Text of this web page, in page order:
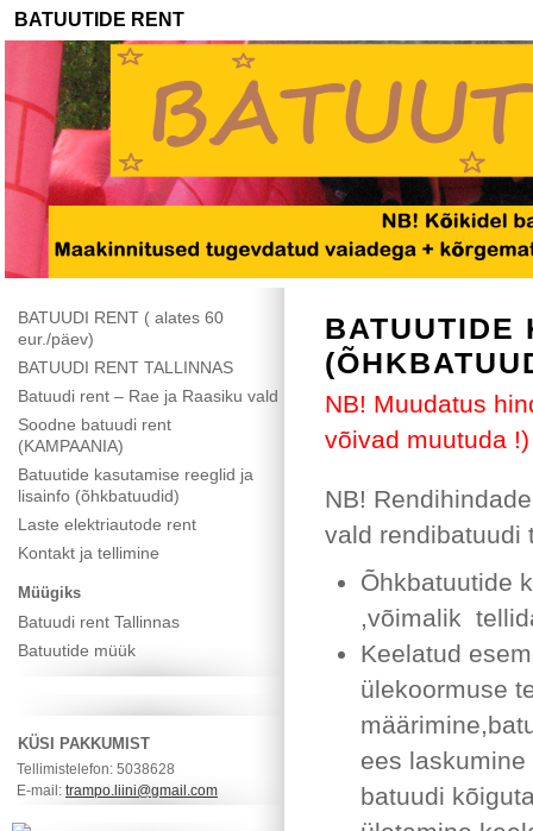
BATUUTIDE RENT
BATUUTIDE
NB! Muudatus
võivad muutuda !)
NB!
vald rendibatuudi
Õhkbatuutide
,võimalik
Keelatud
ülekoormuse
ees
batuudi
BATUUDI RENT ( alates 60
eur./päev)
BATUUDI RENT TALLINNAS
Batuudi rent – Rae ja Raasiku vald
Soodne batuudi rent
(KAMPAANIA)
Batuutide kasutamise reeglid ja
lisainfo (õhkbatuudid)
Laste elektriautode rent
Kontakt ja tellimine
Müügiks
Batuudi rent Tallinnas
Batuutide müük
KÜSI PAKKUMIST
Tellimistelefon: 5038628
E-mail: trampo.liini@gmail.com